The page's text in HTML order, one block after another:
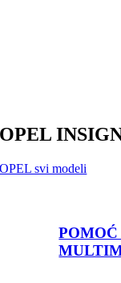
OPEL
OPEL svi modeli